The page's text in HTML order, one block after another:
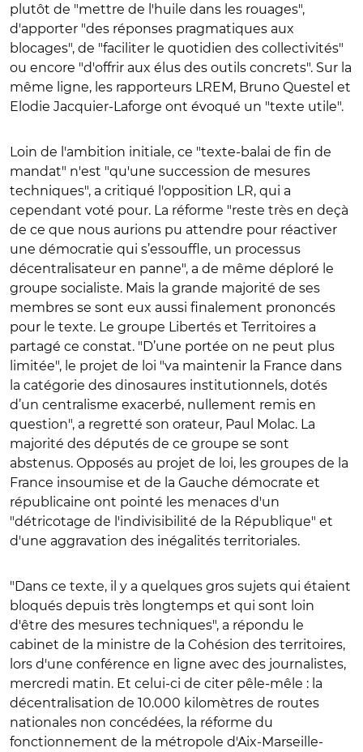
plutôt de "mettre de l'huile dans les rouages",
d'apporter "des réponses pragmatiques aux
blocages", de "faciliter le quotidien des collectivités"
ou encore "d'offrir aux élus des outils concrets". Sur la
même ligne, les rapporteurs LREM, Bruno Questel et
Elodie Jacquier-Laforge ont évoqué un "texte utile".
Loin de l'ambition initiale, ce "texte-balai de fin de
mandat" n'est "qu'une succession de mesures
techniques", a critiqué l'opposition LR, qui a
cependant voté pour. La réforme "reste très en deçà
de ce que nous aurions pu attendre pour réactiver
une démocratie qui s’essouffle, un processus
décentralisateur en panne", a de même déploré le
groupe socialiste. Mais la grande majorité de ses
membres se sont eux aussi finalement prononcés
pour le texte. Le groupe Libertés et Territoires a
partagé ce constat. "D’une portée on ne peut plus
limitée", le projet de loi "va maintenir la France dans
la catégorie des dinosaures institutionnels, dotés
d’un centralisme exacerbé, nullement remis en
question", a regretté son orateur, Paul Molac. La
majorité des députés de ce groupe se sont
abstenus. Opposés au projet de loi, les groupes de la
France insoumise et de la Gauche démocrate et
républicaine ont pointé les menaces d'un
"détricotage de l'indivisibilité de la République" et
d'une aggravation des inégalités territoriales.
"Dans ce texte, il y a quelques gros sujets qui étaient
bloqués depuis très longtemps et qui sont loin
d'être des mesures techniques", a répondu le
cabinet de la ministre de la Cohésion des territoires,
lors d'une conférence en ligne avec des journalistes,
mercredi matin. Et celui-ci de citer pêle-mêle : la
décentralisation de 10.000 kilomètres de routes
nationales non concédées, la réforme du
fonctionnement de la métropole d'Aix-Marseille-